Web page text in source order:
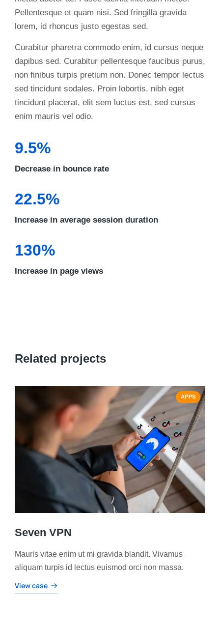
Pellentesque et quam nisi. Sed fringilla gravida
lorem, id rhoncus justo egestas sed.
Curabitur pharetra commodo enim, id cursus neque
dapibus sed. Curabitur pellentesque faucibus purus,
non finibus turpis pretium non. Donec tempor lectus
sed tincidunt sodales. Proin lobortis, nibh eget
tincidunt placerat, elit sem luctus est, sed cursus
enim mauris vel odio.
9.5%
Decrease in bounce rate
22.5%
Increase in average session duration
130%
Increase in page views
Related projects
APPS
Seven VPN
Mauris vitae enim ut mi gravida blandit. Vivamus
aliquam turpis id lectus euismod orci non massa.
View case